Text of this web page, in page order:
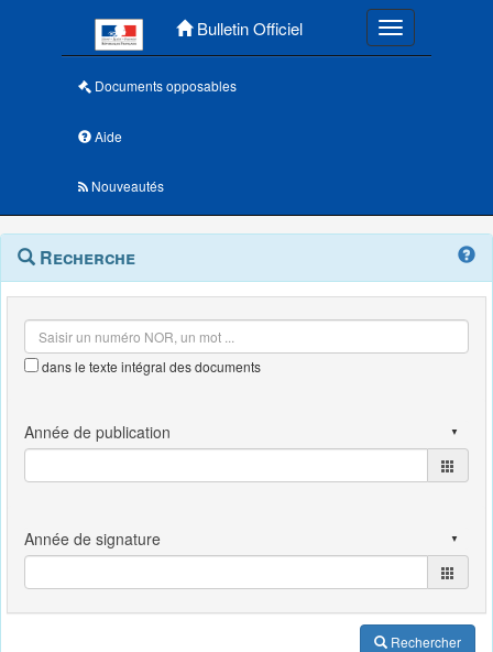
Bulletin Officiel Toggle
Documents opposables
Aide
Nouveautés
Navigation
outils
Menu
contextuel
Recherche
dans le texte intégral des documents
Rechercher